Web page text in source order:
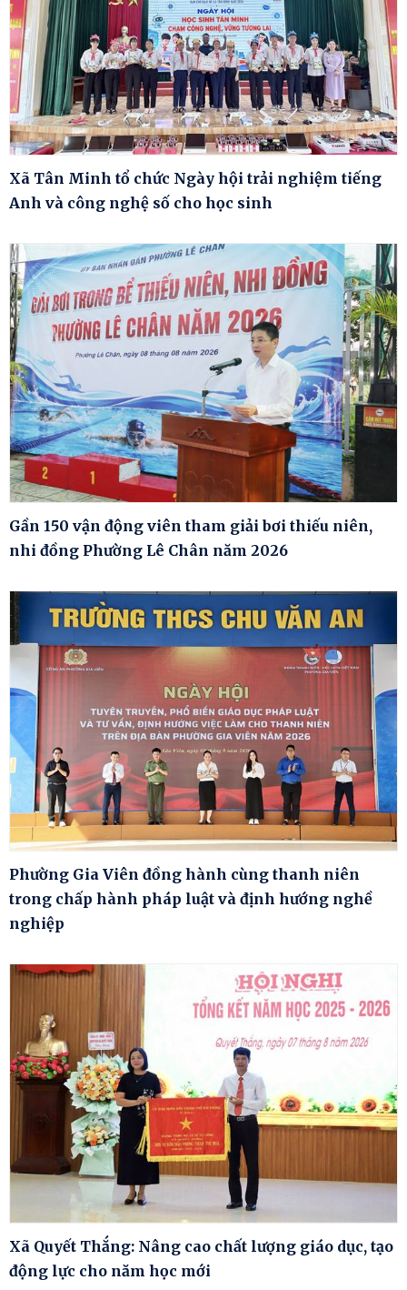
Xã Tân Minh tổ chức Ngày hội trải nghiệm tiếng
Anh và công nghệ số cho học sinh
Gần 150 vận động viên tham giải bơi thiếu niên,
nhi đồng Phường Lê Chân năm 2026
Phường Gia Viên đồng hành cùng thanh niên
trong chấp hành pháp luật và định hướng nghề
nghiệp
Xã Quyết Thắng: Nâng cao chất lượng giáo dục, tạo
động lực cho năm học mới